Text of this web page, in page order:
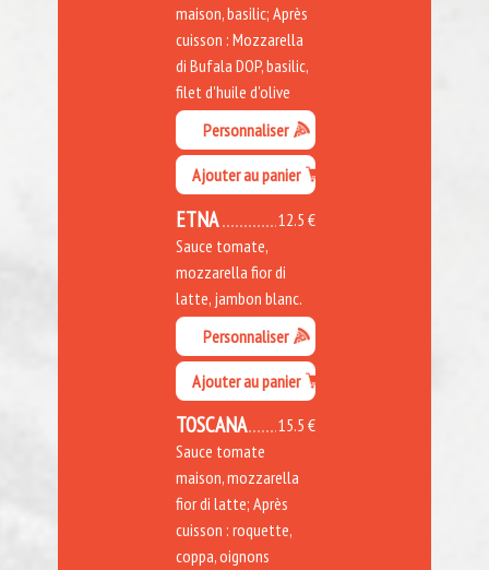
maison, basilic; Après
cuisson : Mozzarella
di Bufala DOP, basilic,
filet d'huile d'olive
Personnaliser
Ajouter au panier
12.5 €
ETNA
Sauce tomate,
mozzarella fior di
latte, jambon blanc.
Personnaliser
Ajouter au panier
15.5 €
TOSCANA
Sauce tomate
maison, mozzarella
fior di latte; Après
cuisson : roquette,
coppa, oignons